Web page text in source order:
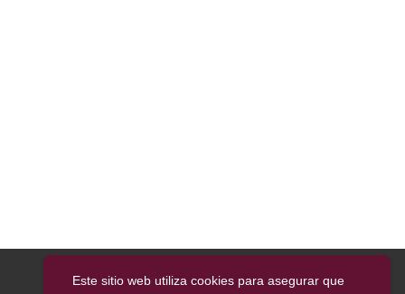
Este sitio web utiliza cookies para asegurar que